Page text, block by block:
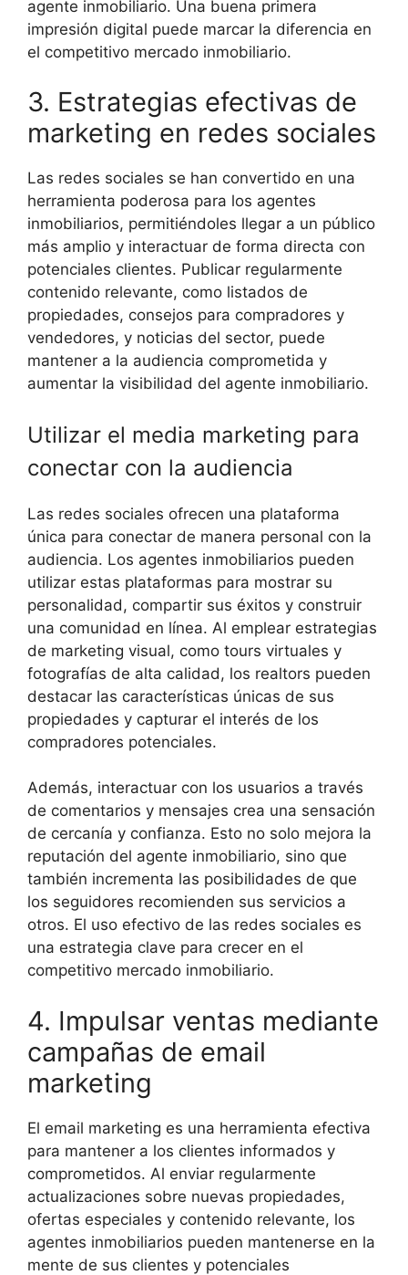
agente inmobiliario. Una buena primera
impresión digital puede marcar la diferencia en
el competitivo mercado inmobiliario.
3. Estrategias efectivas de
marketing en redes sociales
Las redes sociales se han convertido en una
herramienta poderosa para los agentes
inmobiliarios, permitiéndoles llegar a un público
más amplio y interactuar de forma directa con
potenciales clientes. Publicar regularmente
contenido relevante, como listados de
propiedades, consejos para compradores y
vendedores, y noticias del sector, puede
mantener a la audiencia comprometida y
aumentar la visibilidad del agente inmobiliario.
Utilizar el media marketing para
conectar con la audiencia
Las redes sociales ofrecen una plataforma
única para conectar de manera personal con la
audiencia. Los agentes inmobiliarios pueden
utilizar estas plataformas para mostrar su
personalidad, compartir sus éxitos y construir
una comunidad en línea. Al emplear estrategias
de marketing visual, como tours virtuales y
fotografías de alta calidad, los realtors pueden
destacar las características únicas de sus
propiedades y capturar el interés de los
compradores potenciales.
Además, interactuar con los usuarios a través
de comentarios y mensajes crea una sensación
de cercanía y confianza. Esto no solo mejora la
reputación del agente inmobiliario, sino que
también incrementa las posibilidades de que
los seguidores recomienden sus servicios a
otros. El uso efectivo de las redes sociales es
una estrategia clave para crecer en el
competitivo mercado inmobiliario.
4. Impulsar ventas mediante
campañas de email
marketing
El email marketing es una herramienta efectiva
para mantener a los clientes informados y
comprometidos. Al enviar regularmente
actualizaciones sobre nuevas propiedades,
ofertas especiales y contenido relevante, los
agentes inmobiliarios pueden mantenerse en la
mente de sus clientes y potenciales